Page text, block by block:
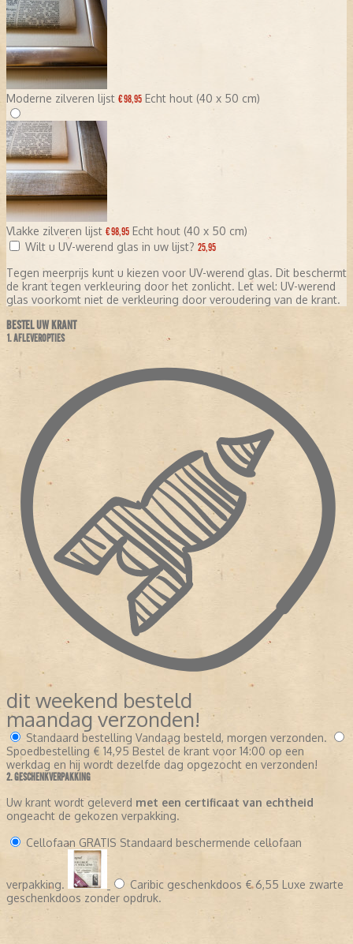
Moderne zilveren lijst € 98,95 Echt hout (40 x 50 cm)
Vlakke zilveren lijst € 98,95 Echt hout (40 x 50 cm)
Wilt u UV-werend glas in uw lijst? 25,95
Tegen meerprijs kunt u kiezen voor UV-werend glas. Dit beschermt
de krant tegen verkleuring door het zonlicht. Let wel: UV-werend
glas voorkomt niet de verkleuring door veroudering van de krant.
BESTEL UW KRANT
1. AFLEVEROPTIES
dit weekend besteld
maandag verzonden!
Standaard bestelling Vandaag besteld, morgen verzonden.
Spoedbestelling € 14,95 Bestel de krant voor 14:00 op een
werkdag en hij wordt dezelfde dag opgezocht en verzonden!
2. GESCHENKVERPAKKING
Uw krant wordt geleverd met een certificaat van echtheid
ongeacht de gekozen verpakking.
Cellofaan GRATIS Standaard beschermende cellofaan
verpakking. Caribic geschenkdoos € 6,55 Luxe zwarte
geschenkdoos zonder opdruk.